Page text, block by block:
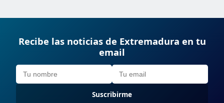
Recibe las noticias de Extremadura en tu
email
Suscribirme